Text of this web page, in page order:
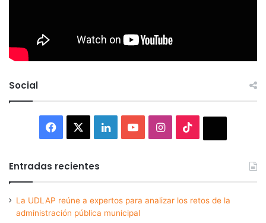
Social
Facebook LinkedInYouTubeInstagram
Entradas recientes
La UDLAP reúne a expertos para analizar los retos de la
administración pública municipal